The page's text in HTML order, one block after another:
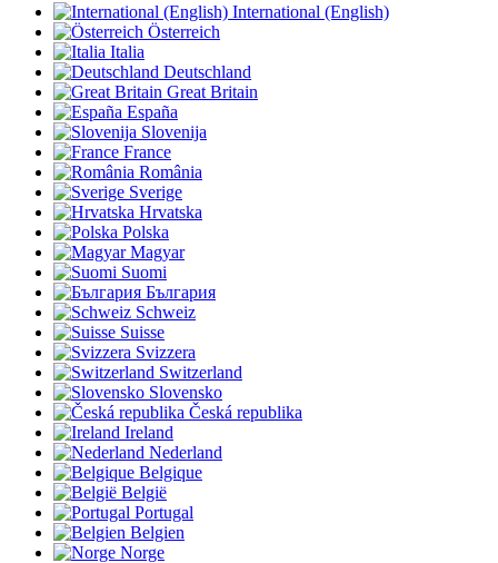
International (English)
Österreich
Italia
Deutschland
Great Britain
España
Slovenija
France
România
Sverige
Hrvatska
Polska
Magyar
Suomi
България
Schweiz
Suisse
Svizzera
Switzerland
Slovensko
Česká republika
Ireland
Nederland
Belgique
België
Portugal
Belgien
Norge